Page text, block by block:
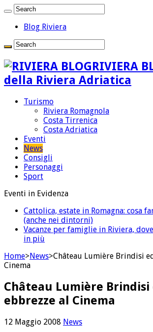
Blog Riviera
RIVIERA
della Riviera Adriatica
Turismo
Riviera Romagnola
Costa Tirrenica
Costa Adriatica
Eventi
News
Consigli
Personaggi
Sport
Eventi in Evidenza
Cattolica, estate in Romagna: cosa
(anche nei dintorni)
Vacanze per famiglie in Riviera,
in più
Home>News>Château Lumière Brindisi
Cinema
Château Lumière Brindisi
ebbrezze al Cinema
12 Maggio 2008 News